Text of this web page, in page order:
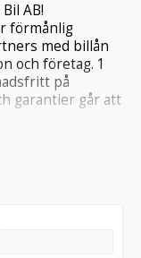
AB!
förmånlig
med billån
och företag. 1
på
garantier går att